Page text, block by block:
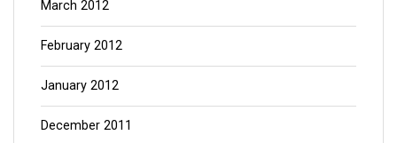
March 2012
February 2012
January 2012
December 2011